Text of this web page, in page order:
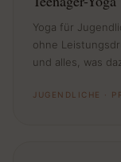
Yoga für
ohne
und alles, was
JUGENDLICHE ·